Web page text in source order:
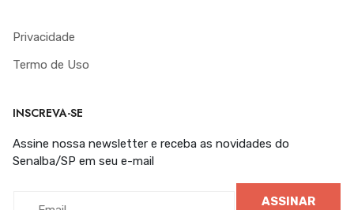
Privacidade
Termo de Uso
INSCREVA-SE
Assine nossa newsletter e receba as novidades do
Senalba/SP em seu e-mail
ASSINAR